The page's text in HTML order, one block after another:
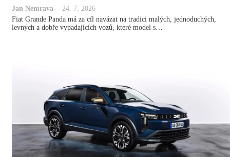
Jan Nemrava - 24. 7. 2026
Fiat Grande Panda má za cíl navázat na tradici malých, jednoduchých,
levných a dobře vypadajících vozů, které model s…